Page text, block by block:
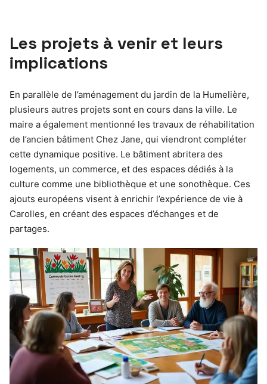
Les projets à venir et leurs
implications
En parallèle de l’aménagement du jardin de la Humelière,
plusieurs autres projets sont en cours dans la ville. Le
maire a également mentionné les travaux de réhabilitation
de l’ancien bâtiment Chez Jane, qui viendront compléter
cette dynamique positive. Le bâtiment abritera des
logements, un commerce, et des espaces dédiés à la
culture comme une bibliothèque et une sonothèque. Ces
ajouts européens visent à enrichir l’expérience de vie à
Carolles, en créant des espaces d’échanges et de
partages.